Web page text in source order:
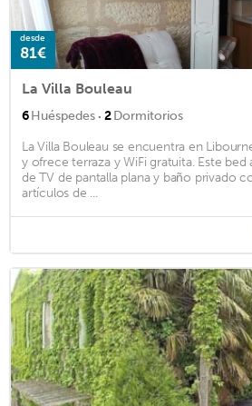
desde
81€
La Villa Bouleau
6Huéspedes · 2Dormitorios
La Villa Bouleau se encuentra en
y ofrece terraza y WiFi gratuita. Este bed
de TV de pantalla plana y baño privado
artículos de ...